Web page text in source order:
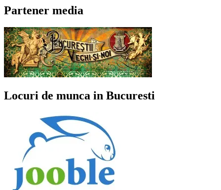
Partener media
Locuri de munca in Bucuresti